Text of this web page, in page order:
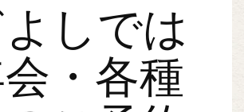
しでは
・各種